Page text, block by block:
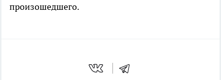
произошедшего.